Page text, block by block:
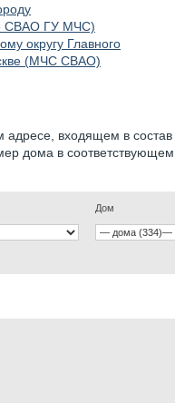
СВАО ГУ МЧС)
округу Главного
(МЧС СВАО)
входящем в состав
дома в соответствующем
Дом